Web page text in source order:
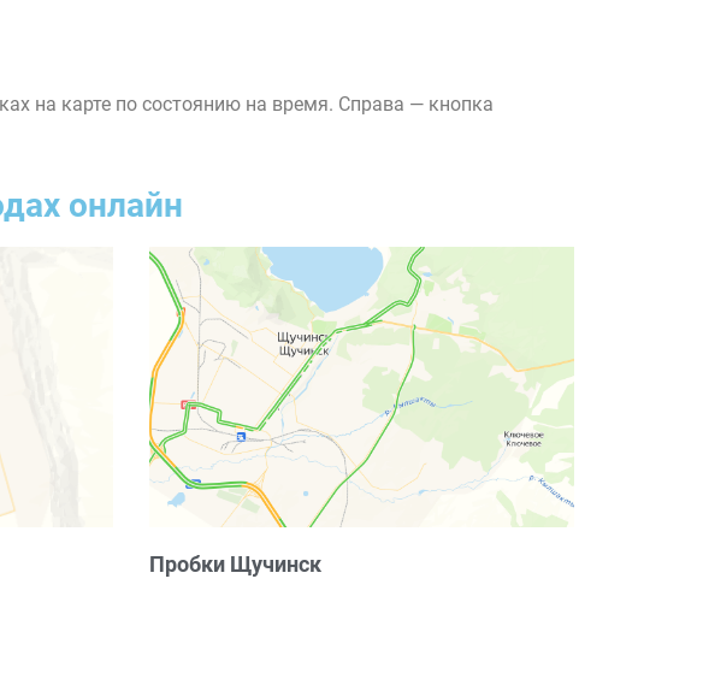
на карте по состоянию на время. Справа — кнопка
онлайн
Пробки Щучинск